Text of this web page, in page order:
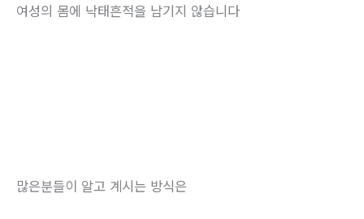
여성의 몸에 낙태흔적을 남기지 않습니다
많은분들이 알고 계시는 방식은